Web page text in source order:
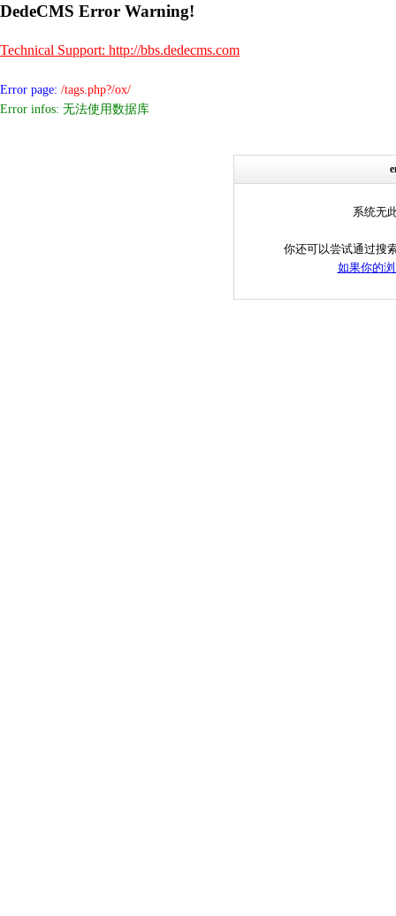
DedeCMS Error Warning!
Technical Support: http://bbs.dedecms.com
Error page: /tags.php?/ox/
Error infos: 无法使用数据库
系统无
你还可以尝试通过搜
如果你的